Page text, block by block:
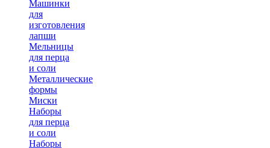
Машинки
для
изготовления
лапши
Мельницы
для перца
и соли
Металлические
формы
Миски
Наборы
для перца
и соли
Наборы